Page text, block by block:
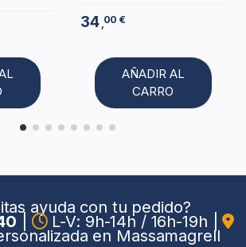
34 00 €
AÑADIR AL
CARRO
ayuda con tu pedido?
L-V: 9h-14h / 16h-19h
en Massamagrell